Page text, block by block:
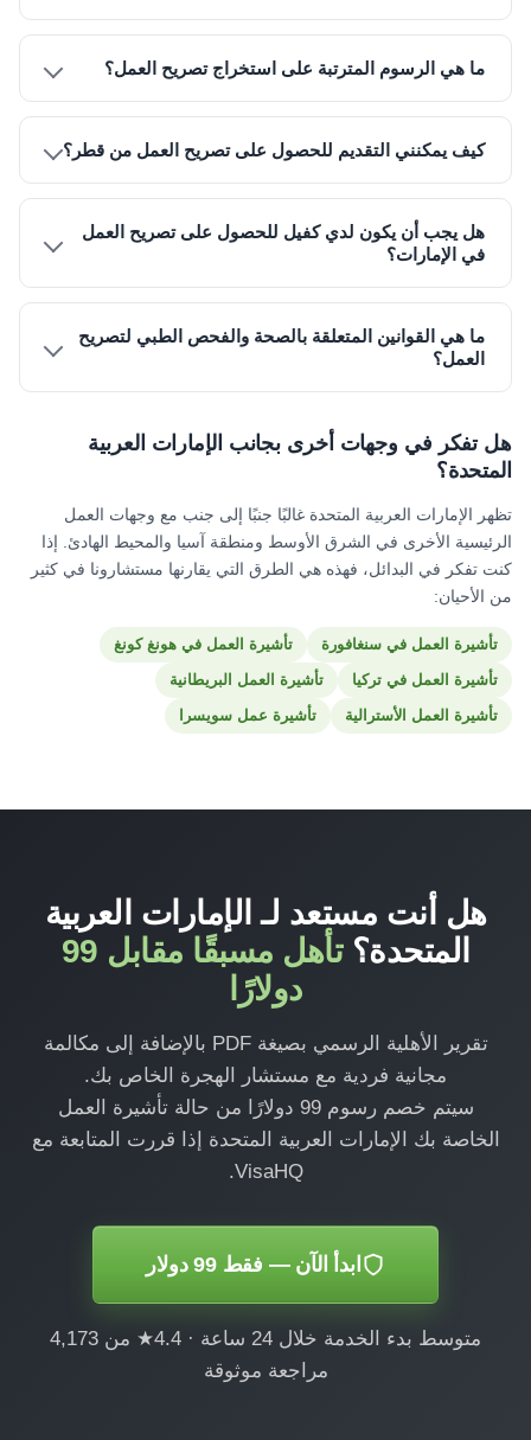
ما هي الرسوم المترتبة على استخراج تصريح العمل؟
كيف يمكنني التقديم للحصول على تصريح العمل من قطر؟
هل يجب أن يكون لدي كفيل للحصول على تصريح العمل
في الإمارات؟
ما هي القوانين المتعلقة بالصحة والفحص الطبي لتصريح
العمل؟
هل تفكر في وجهات أخرى بجانب الإمارات العربية
المتحدة؟
تظهر الإمارات العربية المتحدة غالبًا جنبًا إلى جنب مع وجهات العمل
الرئيسية الأخرى في الشرق الأوسط ومنطقة آسيا والمحيط الهادئ. إذا
كنت تفكر في البدائل، فهذه هي الطرق التي يقارنها مستشارونا في كثير
من الأحيان:
تأشيرة العمل في سنغافورة
تأشيرة العمل في هونغ كونغ
تأشيرة العمل في تركيا
تأشيرة العمل البريطانية
تأشيرة العمل الأسترالية
تأشيرة عمل سويسرا
هل أنت مستعد لـ الإمارات العربية
المتحدة؟
تأهل مسبقًا مقابل 99
دولارًا
تقرير الأهلية الرسمي بصيغة PDF بالإضافة إلى مكالمة
مجانية فردية مع مستشار الهجرة الخاص بك.
سيتم خصم رسوم 99 دولارًا من حالة تأشيرة العمل
الخاصة بك الإمارات العربية المتحدة إذا قررت المتابعة مع
VisaHQ.
ابدأ الآن — فقط 99 دولار
متوسط بدء الخدمة خلال 24 ساعة · 4.4★ من 4,173
مراجعة موثوقة